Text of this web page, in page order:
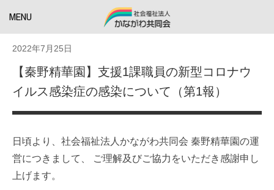
MENU
2022年7月25日
【秦野精華園】支援1課職員の新型コロナウ
イルス感染症の感染について（第1報）
日頃より、社会福祉法人かながわ共同会 秦野精華園の運
営につきまして、 ご理解及びご協力をいただき感謝申し
上げます。